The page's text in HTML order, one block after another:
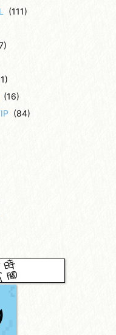
(111)
(16)
(84)